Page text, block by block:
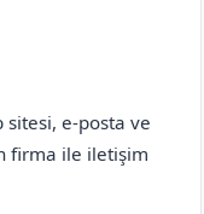
e-posta ve
firma ile iletişim